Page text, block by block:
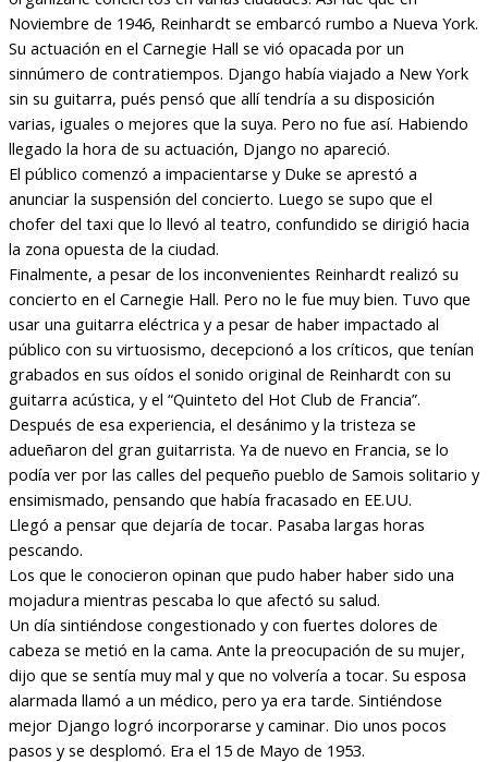
Noviembre de 1946, Reinhardt se embarcó rumbo a Nueva York.
Su actuación en el Carnegie Hall se vió opacada por un
sinnúmero de contratiempos. Django había viajado a New York
sin su guitarra, pués pensó que allí tendría a su disposición
varias, iguales o mejores que la suya. Pero no fue así. Habiendo
llegado la hora de su actuación, Django no apareció.
El público comenzó a impacientarse y Duke se aprestó a
anunciar la suspensión del concierto. Luego se supo que el
chofer del taxi que lo llevó al teatro, confundido se dirigió hacia
la zona opuesta de la ciudad.
Finalmente, a pesar de los inconvenientes Reinhardt realizó su
concierto en el Carnegie Hall. Pero no le fue muy bien. Tuvo que
usar una guitarra eléctrica y a pesar de haber impactado al
público con su virtuosismo, decepcionó a los críticos, que tenían
grabados en sus oídos el sonido original de Reinhardt con su
guitarra acústica, y el “Quinteto del Hot Club de Francia”.
Después de esa experiencia, el desánimo y la tristeza se
adueñaron del gran guitarrista. Ya de nuevo en Francia, se lo
podía ver por las calles del pequeño pueblo de Samois solitario y
ensimismado, pensando que había fracasado en EE.UU.
Llegó a pensar que dejaría de tocar. Pasaba largas horas
pescando.
Los que le conocieron opinan que pudo haber haber sido una
mojadura mientras pescaba lo que afectó su salud.
Un día sintiéndose congestionado y con fuertes dolores de
cabeza se metió en la cama. Ante la preocupación de su mujer,
dijo que se sentía muy mal y que no volvería a tocar. Su esposa
alarmada llamó a un médico, pero ya era tarde. Sintiéndose
mejor Django logró incorporarse y caminar. Dio unos pocos
pasos y se desplomó. Era el 15 de Mayo de 1953.